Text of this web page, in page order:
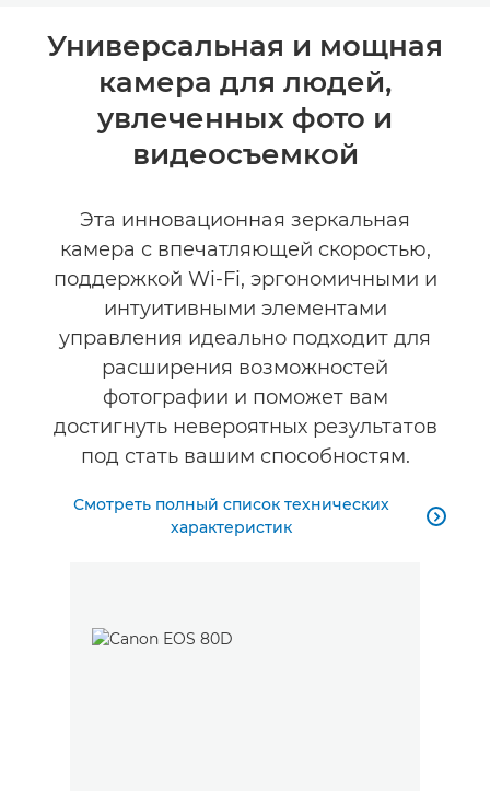
Общая информация
Технические характеристики
Универсальная и мощная
камера для людей,
увлеченных фото и
видеосъемкой
Эта инновационная зеркальная
камера с впечатляющей скоростью,
поддержкой Wi-Fi, эргономичными и
интуитивными элементами
управления идеально подходит для
расширения возможностей
фотографии и поможет вам
достигнуть невероятных результатов
под стать вашим способностям.
Смотреть полный список технических
характеристик
